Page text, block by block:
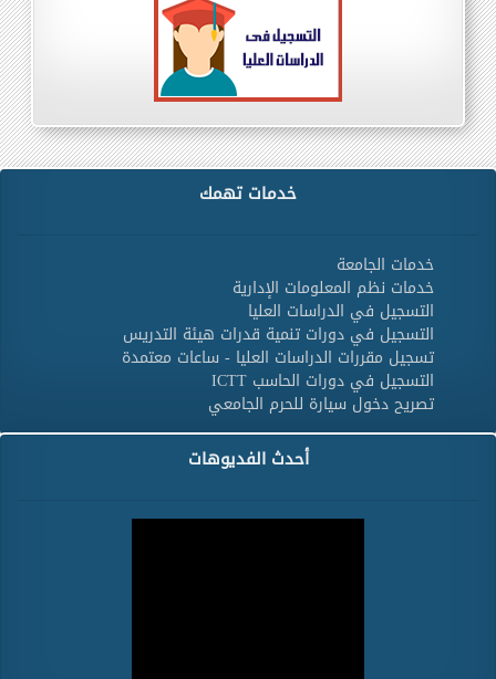
خدمات تهمك
خدمات الجامعة
خدمات نظم المعلومات الإدارية
التسجيل في الدراسات العليا
التسجيل في دورات تنمية قدرات هيئة التدريس
تسجيل مقررات الدراسات العليا - ساعات معتمدة
التسجيل في دورات الحاسب ICTT
تصريح دخول سيارة للحرم الجامعي
أحدث الفديوهات